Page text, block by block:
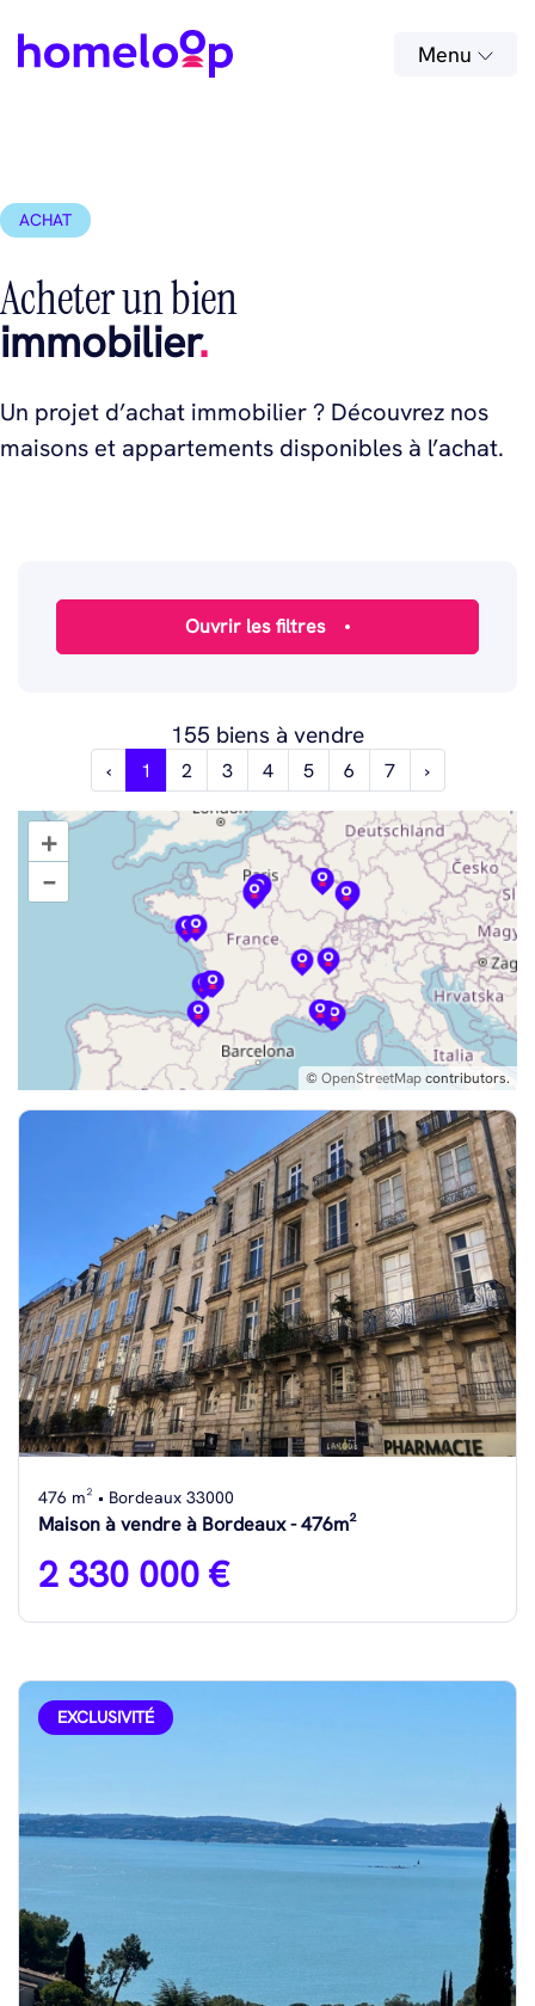
Menu
ACHAT
Acheter un bien
immobilier.
Un projet d’achat immobilier ? Découvrez nos
maisons et appartements disponibles à l’achat.
155 biens à vendre
‹ 1 2 3 4 5 6 7 ›
+
–
©OpenStreetMapcontributors.
476 m² • Bordeaux 33000
Maison à vendre à Bordeaux - 476m²
2 330 000 €
EXCLUSIVITÉ